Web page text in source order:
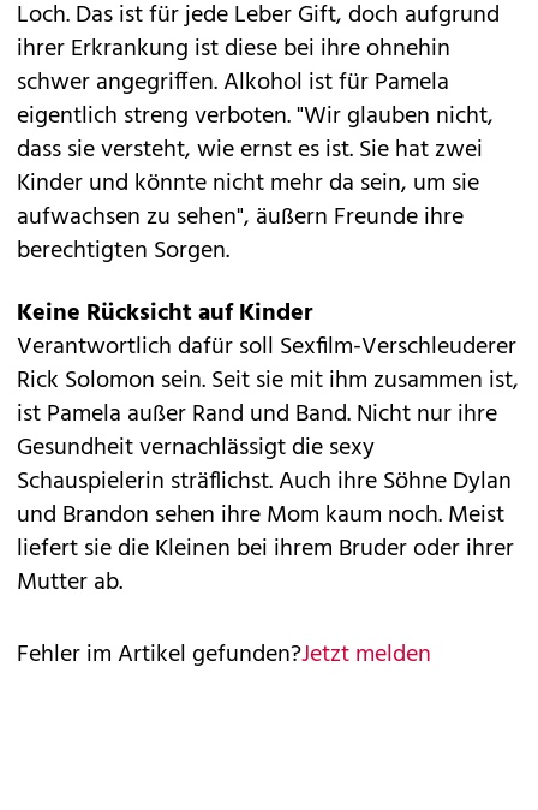
Loch. Das ist für jede Leber Gift, doch aufgrund
ihrer Erkrankung ist diese bei ihre ohnehin
schwer angegriffen. Alkohol ist für Pamela
eigentlich streng verboten. "Wir glauben nicht,
dass sie versteht, wie ernst es ist. Sie hat zwei
Kinder und könnte nicht mehr da sein, um sie
aufwachsen zu sehen", äußern Freunde ihre
berechtigten Sorgen.
Keine Rücksicht auf Kinder
Verantwortlich dafür soll Sexfilm-Verschleuderer
Rick Solomon sein. Seit sie mit ihm zusammen ist,
ist Pamela außer Rand und Band. Nicht nur ihre
Gesundheit vernachlässigt die sexy
Schauspielerin sträflichst. Auch ihre Söhne Dylan
und Brandon sehen ihre Mom kaum noch. Meist
liefert sie die Kleinen bei ihrem Bruder oder ihrer
Mutter ab.
Fehler im Artikel gefunden?Jetzt melden